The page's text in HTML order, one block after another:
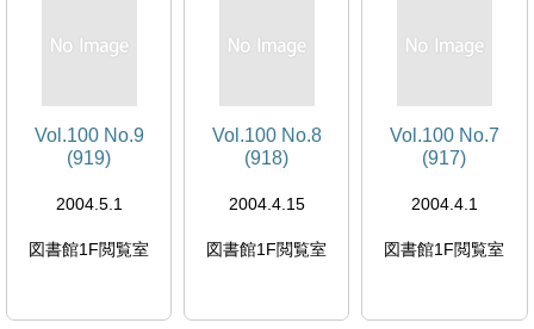
Vol.100 No.9
(919)
2004.5.1
図書館1F閲覧室
Vol.100 No.8
(918)
2004.4.15
図書館1F閲覧室
Vol.100 No.7
(917)
2004.4.1
図書館1F閲覧室